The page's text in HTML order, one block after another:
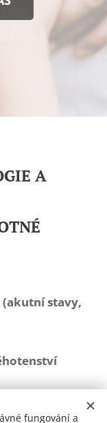
A
(akutní stavy,
fungování a